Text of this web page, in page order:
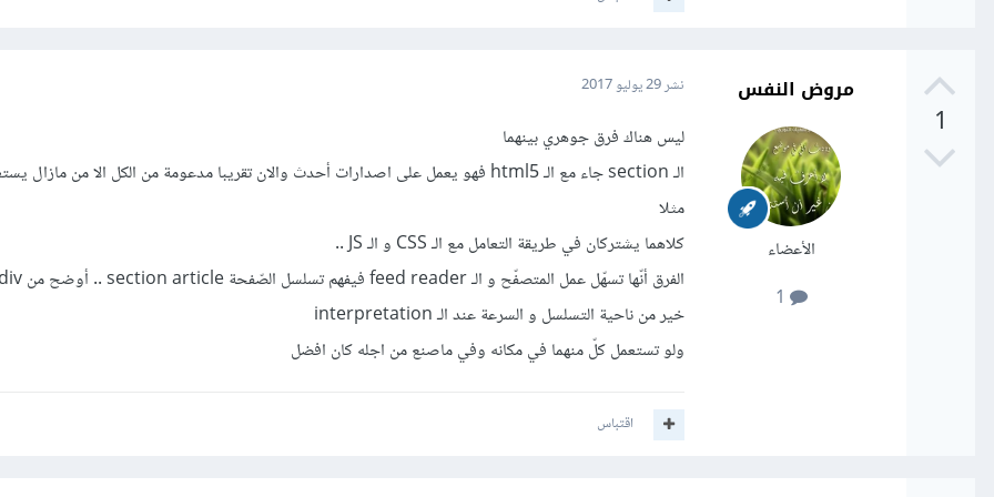
1
مروض النفس
الأعضاء
نشر29 يوليو 2017
ليس هناك فرق جوهري بينهما
مثلا
كلاهما يشتركان في طريقة التعامل مع الـ CSS و الـ JS ..
خير من ناحية التسلسل و السرعة عند الـ interpretation
ولو تستعمل كلّ منهما في مكانه وفي ماصنع من اجله كان افضل
اقتباس